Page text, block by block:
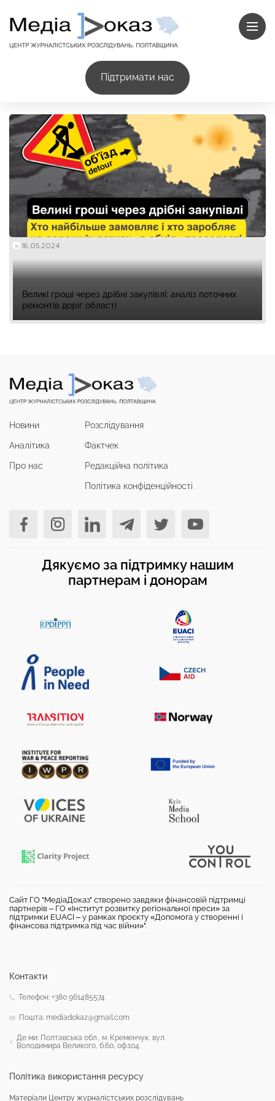
Підтримати нас
16.05.2024
Великі гроші через дрібні закупівлі: аналіз поточних
ремонтів доріг області
Новини
Аналітика
Про нас
Розслідування
Фактчек
Редакційна політика
Політика конфіденційності
Дякуємо за підтримку нашим
партнерам і донорам
Сайт ГО "МедіаДоказ" створено завдяки фінансовій підтримці
партнерів – ГО «Інститут розвитку регіональної преси» за
підтримки EUACI – у рамках проєкту «Допомога у створенні і
фінансова підтримка під час війни»".
Політика використання ресурсу
Матеріали Центру журналістських розслідувань
Контакти
Телефон: +380 961485574
Пошта: mediadokaz@gmail.com
Де ми: Полтавська обл., м. Кременчук, вул.
Володимира Великого, б.60, оф.104.